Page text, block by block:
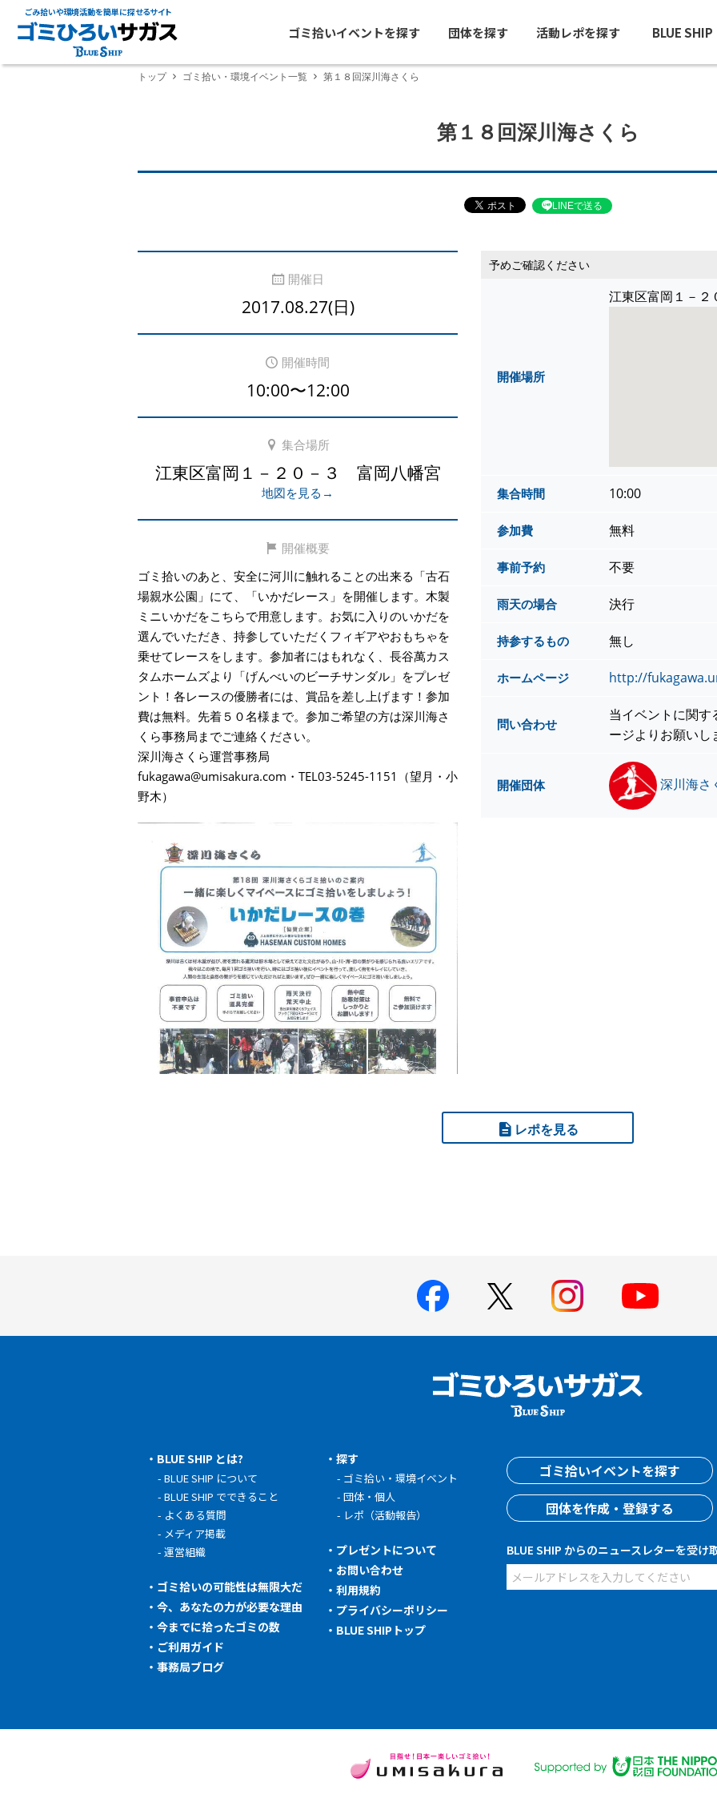
ごみ拾いや環境活動を簡単に探せるサイト
ゴミ拾いイベントを探す 団体を探す 活動レポを探す BLUE SHIP
トップ ゴミ拾い・環境イベント一覧 第１８回深川海さくら
第１８回深川海さくら
LINEで送る
開催日
2017.08.27(日)
開催時間
10:00〜12:00
集合場所
江東区富岡１－２０－３ 富岡八幡宮
地図を見る→
開催概要
ゴミ拾いのあと、安全に河川に触れることの出来る「古石
場親水公園」にて、「いかだレース」を開催します。木製
ミニいかだをこちらで用意します。お気に入りのいかだを
選んでいただき、持参していただくフィギアやおもちゃを
乗せてレースをします。参加者にはもれなく、長谷萬カス
タムホームズより「げんべいのビーチサンダル」をプレゼ
ント！各レースの優勝者には、賞品を差し上げます！参加
費は無料。先着５０名様まで。参加ご希望の方は深川海さ
くら事務局までご連絡ください。
深川海さくら運営事務局
fukagawa@umisakura.com・TEL03-5245-1151（望月・小
野木）
予めご確認ください
開催場所
江東区富岡１－
集合時間 10:00
参加費 無料
事前予約 不要
雨天の場合 決行
持参するもの 無し
ホームページ http://
問い合わせ
当イベントに関
ージよりお願いし
開催団体 深川海さ
レポを見る
BLUE SHIP とは?
BLUE SHIP について
BLUE SHIP でできること
よくある質問
メディア掲載
運営組織
ゴミ拾いの可能性は無限大だ
今、あなたの力が必要な理由
今までに拾ったゴミの数
ご利用ガイド
事務局ブログ
探す
ゴミ拾い・環境イベント
団体・個人
レポ（活動報告）
プレゼントについて
お問い合わせ
利用規約
プライバシーポリシー
BLUE SHIPトップ
ゴミ拾いイベントを探す
団体を作成・登録する
BLUE SHIP からのニュースレターを受け